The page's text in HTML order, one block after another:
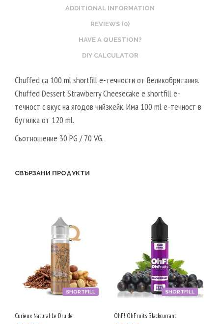
ADDITIONAL INFORMATION
REVIEWS (0)
HAVE A QUESTION?
DIY CALCULATOR
Chuffed са 100 ml shortfill e-течности от Великобритания.
Chuffed Dessert Strawberry Cheesecake е shortfill e-
течност с вкус на ягодов чийзкейк. Има 100 ml е-течност в
бутилка от 120 ml.
Съотношение 30 PG / 70 VG.
СВЪРЗАНИ ПРОДУКТИ
SHORTFILL
Curieux Natural Le Druide
SHORTFILL
OhF! OhFruits Blackcurrant